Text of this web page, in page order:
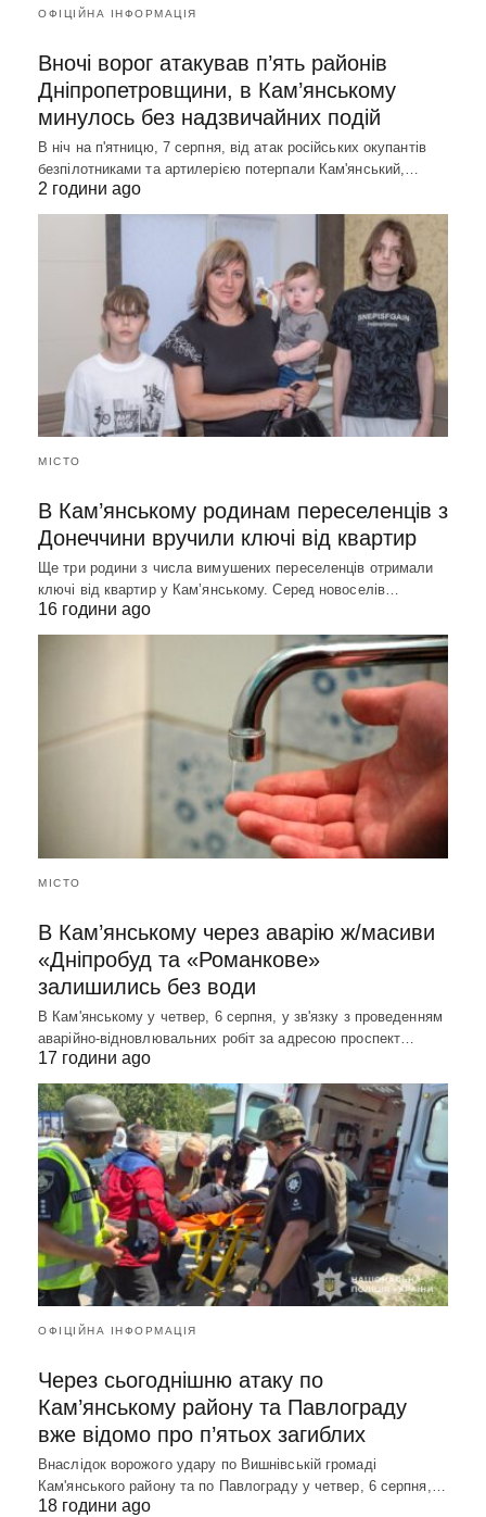
ОФІЦІЙНА ІНФОРМАЦІЯ
Вночі ворог атакував п’ять районів
Дніпропетровщини, в Кам’янському
минулось без надзвичайних подій
В ніч на п'ятницю, 7 серпня, від атак російських окупантів
безпілотниками та артилерією потерпали Кам'янський,…
2 години ago
МІСТО
В Кам’янському родинам переселенців з
Донеччини вручили ключі від квартир
Ще три родини з числа вимушених переселенців отримали
ключі від квартир у Кам’янському. Серед новоселів…
16 години ago
МІСТО
В Кам’янському через аварію ж/масиви
«Дніпробуд та «Романкове»
залишились без води
В Кам'янському у четвер, 6 серпня, у зв'язку з проведенням
аварійно-відновлювальних робіт за адресою проспект…
17 години ago
ОФІЦІЙНА ІНФОРМАЦІЯ
Через сьогоднішню атаку по
Кам’янському району та Павлограду
вже відомо про п’ятьох загиблих
Внаслідок ворожого удару по Вишнівській громаді
Кам'янського району та по Павлограду у четвер, 6 серпня,…
18 години ago